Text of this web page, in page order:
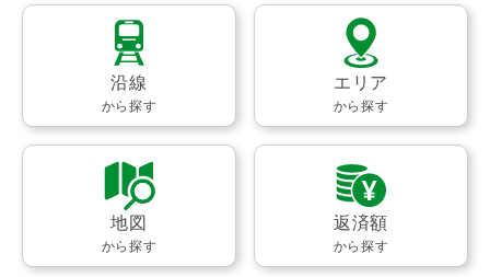
沿線
から探す
エリア
から探す
地図
から探す
返済額
から探す